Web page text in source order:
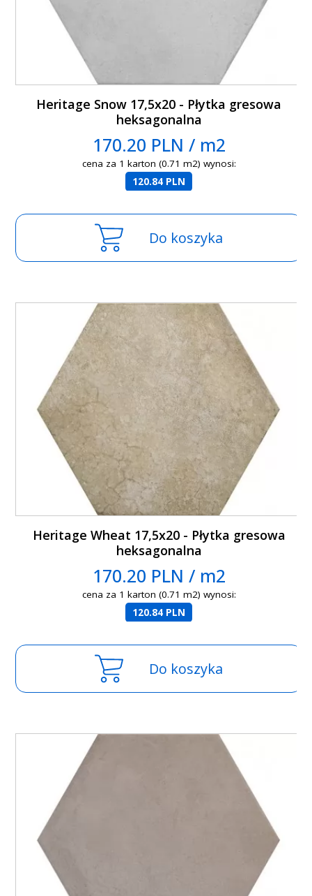
Heritage Snow 17,5x20 - Płytka gresowa
heksagonalna
170.20 PLN / m2
cena za 1 karton (0.71 m2) wynosi:
120.84 PLN
Do koszyka
Heritage Wheat 17,5x20 - Płytka gresowa
heksagonalna
170.20 PLN / m2
cena za 1 karton (0.71 m2) wynosi:
120.84 PLN
Do koszyka